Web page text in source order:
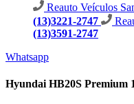
Reauto Veículos
(13)3221-2747
(13)3591-2747
Whatsapp
Hyundai HB20S Premium